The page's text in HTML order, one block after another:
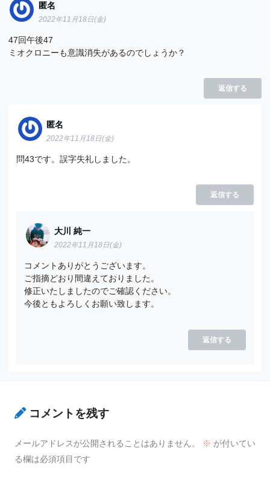
匿名
2022年11月18日(金)
47回午後47
ミオクロニーも意識消失があるのでしょうか？
返信する
匿名
2022年11月18日(金)
問43です。誤字失礼しました。
返信する
大川 純一
2022年11月18日(金)
コメントありがとうございます。
ご指摘どおり間違えておりました。
修正いたしましたのでご確認ください。
今後ともよろしくお願い致します。
返信する
コメントを残す
メールアドレスが公開されることはありません。 ※ が付いてい
る欄は必須項目です